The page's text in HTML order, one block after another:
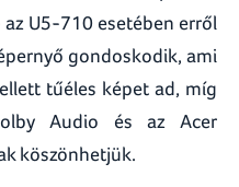
U5-710 esetében erről
gondoskodik, ami
tűéles képet ad, míg
Audio és az Acer
köszönhetjük.